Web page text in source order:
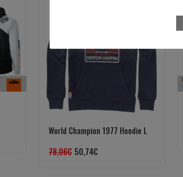
World Champion 1977 Hoodie L
78,06€ 50,74€